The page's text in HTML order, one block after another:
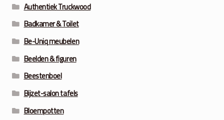
Authentiek Truckwood
Badkamer & Toilet
Be-Uniq meubelen
Beelden & figuren
Beestenboel
Bijzet-salon tafels
Bloempotten